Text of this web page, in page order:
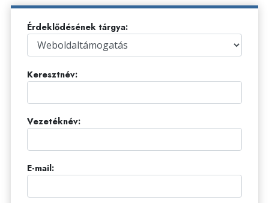
Érdeklődésének tárgya:
Keresztnév:
Vezetéknév:
E-mail: